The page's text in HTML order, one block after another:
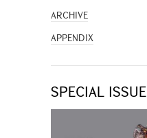
ARCHIVE
APPENDIX
SPECIAL ISSUE